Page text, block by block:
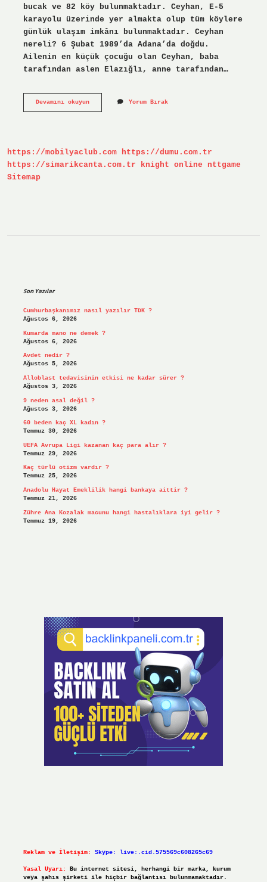
bucak ve 82 köy bulunmaktadır. Ceyhan, E-5
karayolu üzerinde yer almakta olup tüm köylere
günlük ulaşım imkânı bulunmaktadır. Ceyhan
nereli? 6 Şubat 1989’da Adana’da doğdu.
Ailenin en küçük çocuğu olan Ceyhan, baba
tarafından aslen Elazığlı, anne tarafından…
Devamını okuyunCeyhanın
Yorum Bırak
https://mobilyaclub.com https://dumu.com.tr
https://simarikcanta.com.tr
knight online
nttgame
Sitemap
Son Yazılar
Cumhurbaşkanımız nasıl yazılır TDK ?
Ağustos 6, 2026
Kumarda mano ne demek ?
Ağustos 6, 2026
Avdet nedir ?
Ağustos 5, 2026
Alloblast tedavisinin etkisi ne kadar sürer ?
Ağustos 3, 2026
9 neden asal değil ?
Ağustos 3, 2026
60 beden kaç XL kadın ?
Temmuz 30, 2026
UEFA Avrupa Ligi kazanan kaç para alır ?
Temmuz 29, 2026
Kaç türlü otizm vardır ?
Temmuz 25, 2026
Anadolu Hayat Emeklilik hangi bankaya aittir ?
Temmuz 21, 2026
Zühre Ana Kozalak macunu hangi hastalıklara iyi gelir ?
Temmuz 19, 2026
Reklam ve İletişim: Skype: live:.cid.575569c608265c69
Yasal Uyarı:
Bu internet sitesi, herhangi bir marka, kurum
veya şahıs şirketi ile hiçbir bağlantısı bulunmamaktadır.